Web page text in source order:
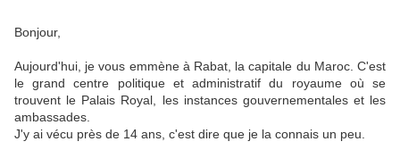
Bonjour,
Aujourd'hui, je vous emmène à Rabat, la capitale du Maroc. C'est
le grand centre politique et administratif du royaume où se
trouvent le Palais Royal, les instances gouvernementales et les
ambassades.
J'y ai vécu près de 14 ans, c'est dire que je la connais un peu.